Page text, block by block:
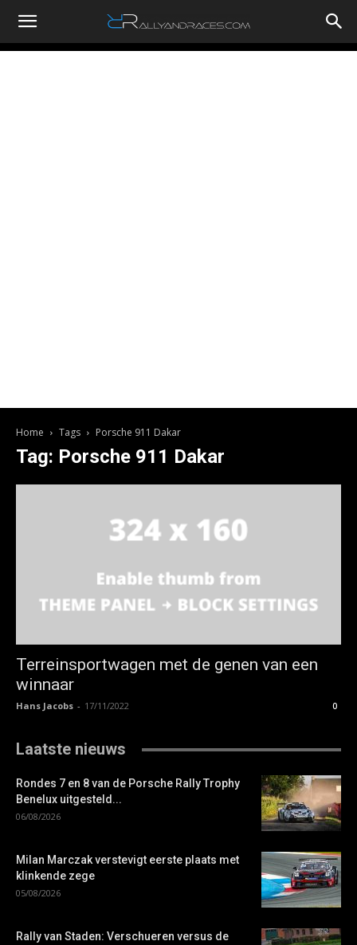
RallyandRaces.com
Home Tags Porsche 911 Dakar
Tag: Porsche 911 Dakar
Terreinsportwagen met de genen van een
winnaar
Hans Jacobs - 17/11/2022 0
Laatste nieuws
Rondes 7 en 8 van de Porsche Rally Trophy
Benelux uitgesteld...
06/08/2026
Milan Marczak verstevigt eerste plaats met
klinkende zege
05/08/2026
Rally van Staden: Verschueren versus de